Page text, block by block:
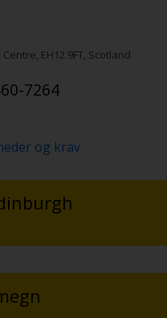
Centre, EH12 9FT, Scotland
7264
og krav